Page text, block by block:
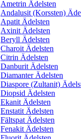
Ametrin Ädelsten
Andalusit (Korssten)
Apatit Ädelsten
Axinit Ädelsten
Beryll Ädelsten
Charoit Ädelsten
Citrin Ädelsten
Danburit Ädelsten
Diamanter Ädelsten
Diaspore (Zultanit)
Diopsid Ädelsten
Ekanit Ädelsten
Enstatit Ädelsten
Fältspat Ädelsten
Fenakit Ädelsten